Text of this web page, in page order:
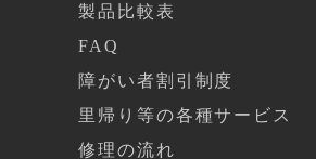
製品比較表
FAQ
障がい者割引制度
里帰り等の各種サービス
修理の流れ